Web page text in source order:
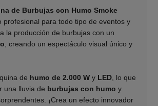
de Burbujas con Humo Smoke
profesional para todo tipo de eventos y
la producción de burbujas con un
, creando un espectáculo visual único y
de humo de 2.000 Wy LED, lo que
una lluvia de burbujas con humo y
¡Crea un efecto innovador